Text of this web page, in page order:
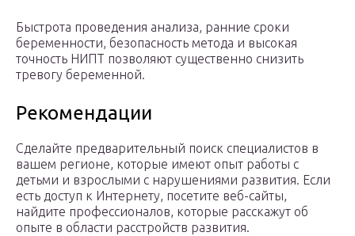
Быстрота проведения анализа, ранние сроки
беременности, безопасность метода и высокая
точность НИПТ позволяют существенно снизить
тревогу беременной.
Рекомендации
Сделайте предварительный поиск специалистов в
вашем регионе, которые имеют опыт работы с
детьми и взрослыми с нарушениями развития. Если
есть доступ к Интернету, посетите веб-сайты,
найдите профессионалов, которые расскажут об
опыте в области расстройств развития.